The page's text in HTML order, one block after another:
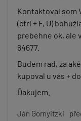
Kontaktoval som
(ctrl + F, U)
prebehne ok, ale
64677.
Budem rad, za
kupoval u vás +
Ďakujem.
Ján Gornyitzki